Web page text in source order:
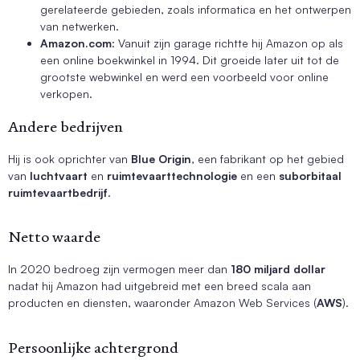
gerelateerde gebieden, zoals informatica en het ontwerpen
van netwerken.
Amazon.com: Vanuit zijn garage richtte hij Amazon op als
een online boekwinkel in 1994. Dit groeide later uit tot de
grootste webwinkel en werd een voorbeeld voor online
verkopen.
Andere bedrijven
Hij is ook oprichter van Blue Origin, een fabrikant op het gebied
van luchtvaart en ruimtevaarttechnologie en een suborbitaal
ruimtevaartbedrijf.
Netto waarde
In 2020 bedroeg zijn vermogen meer dan 180 miljard dollar
nadat hij Amazon had uitgebreid met een breed scala aan
producten en diensten, waaronder Amazon Web Services (AWS).
Persoonlijke achtergrond